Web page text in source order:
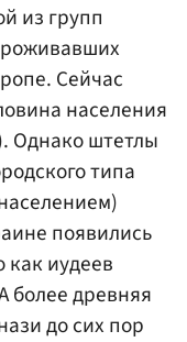
из групп
Сейчас
населения
Однако штетлы
типа
появились
как иудеев
более древняя
до сих пор